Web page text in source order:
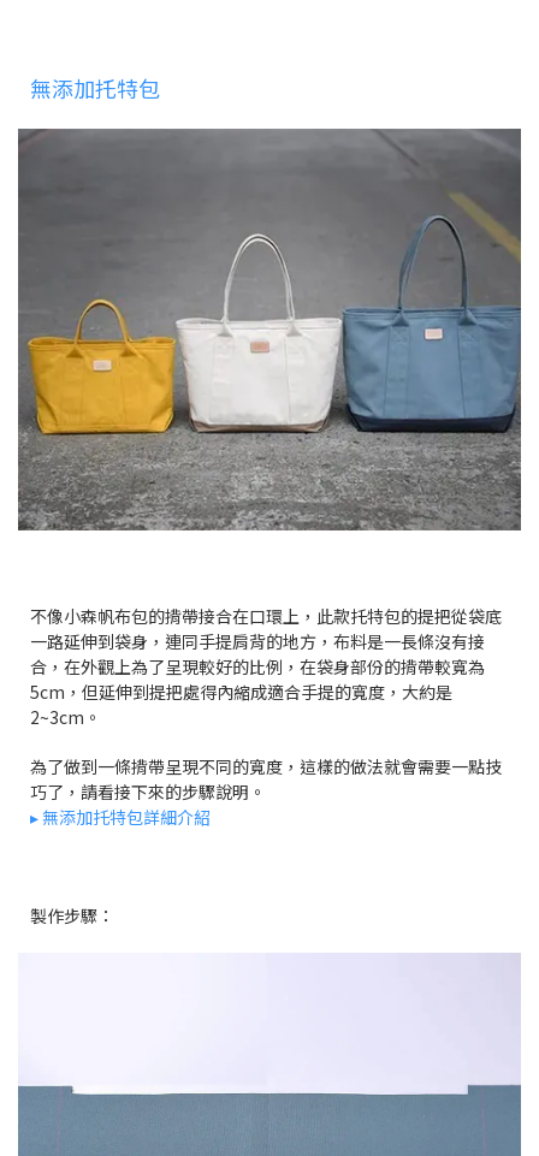
無添加托特包
不像小森帆布包的揹帶接合在口環上，此款托特包的提把從袋底
一路延伸到袋身，連同手提肩背的地方，布料是一長條沒有接
合，在外觀上為了呈現較好的比例，在袋身部份的揹帶較寬為
5cm，但延伸到提把處得內縮成適合手提的寬度，大約是
2~3cm。
為了做到一條揹帶呈現不同的寬度，這樣的做法就會需要一點技
巧了，請看接下來的步驟說明。
▸ 無添加托特包詳細介紹
製作步驟：